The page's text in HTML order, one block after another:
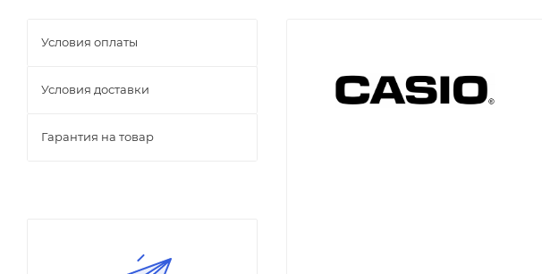
Условия оплаты
Условия доставки
Гарантия на товар